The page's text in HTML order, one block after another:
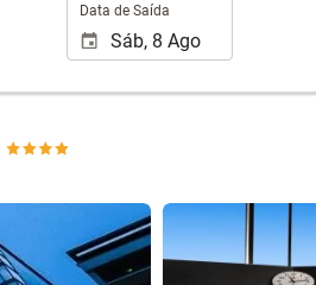
Data de Saída
Ver 80 fotos